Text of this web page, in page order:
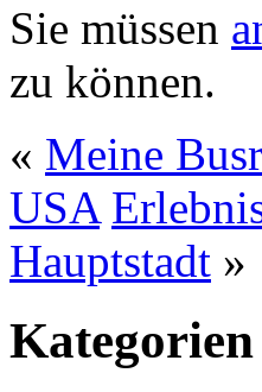
Sie müssen
zu können.
« Meine
USA
Hauptstadt »
Kategorien